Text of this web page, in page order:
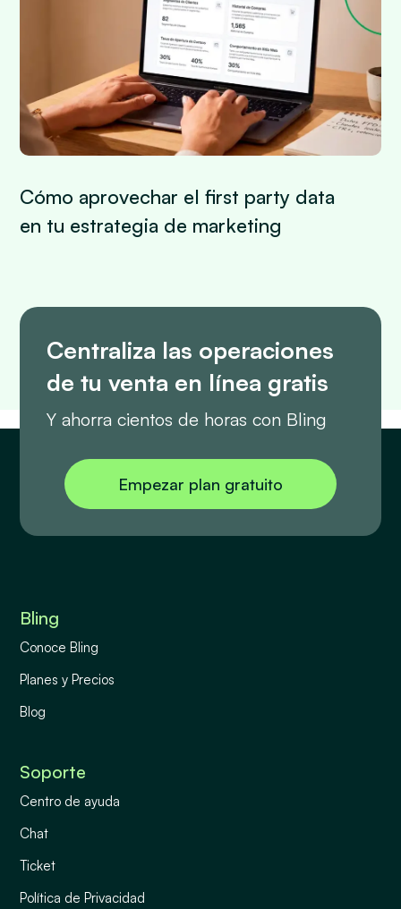
Cómo aprovechar el first party data
en tu estrategia de marketing
Centraliza las operaciones
de tu venta en línea gratis
Y ahorra cientos de horas con Bling
Empezar plan gratuito
Bling
Conoce Bling
Planes y Precios
Blog
Soporte
Centro de ayuda
Chat
Ticket
Política de Privacidad